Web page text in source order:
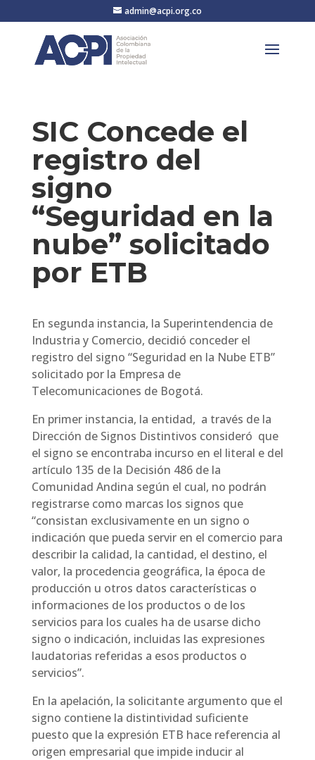
admin@acpi.org.co
SIC Concede el
registro del
signo
“Seguridad en la
nube” solicitado
por ETB
En segunda instancia, la Superintendencia de
Industria y Comercio, decidió conceder el
registro del signo “Seguridad en la Nube ETB”
solicitado por la Empresa de
Telecomunicaciones de Bogotá.
En primer instancia, la entidad, a través de la
Dirección de Signos Distintivos consideró que
el signo se encontraba incurso en el literal e del
artículo 135 de la Decisión 486 de la
Comunidad Andina según el cual, no podrán
registrarse como marcas los signos que
“consistan exclusivamente en un signo o
indicación que pueda servir en el comercio para
describir la calidad, la cantidad, el destino, el
valor, la procedencia geográfica, la época de
producción u otros datos características o
informaciones de los productos o de los
servicios para los cuales ha de usarse dicho
signo o indicación, incluidas las expresiones
laudatorias referidas a esos productos o
servicios”.
En la apelación, la solicitante argumento que el
signo contiene la distintividad suficiente
puesto que la expresión ETB hace referencia al
origen empresarial que impide inducir al